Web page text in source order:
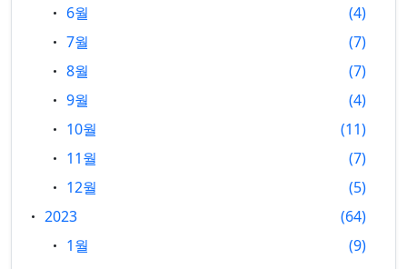
6월
4
7월
7
8월
7
9월
4
10월
11
11월
7
12월
5
2023
64
1월
9